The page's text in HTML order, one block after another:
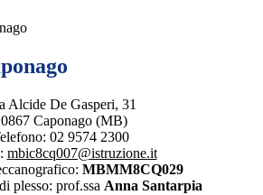
Alcide De Gasperi, 31
Caponago (MB)
02 9574 2300
mbic8cq007@istruzione.it
MBMM8CQ029
plesso: prof.ssa Anna Santarpia